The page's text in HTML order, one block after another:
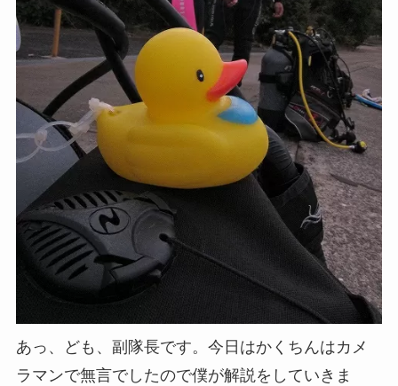
あっ、ども、副隊長です。今日はかくちんはカメ
ラマンで無言でしたので僕が解説をしていきま